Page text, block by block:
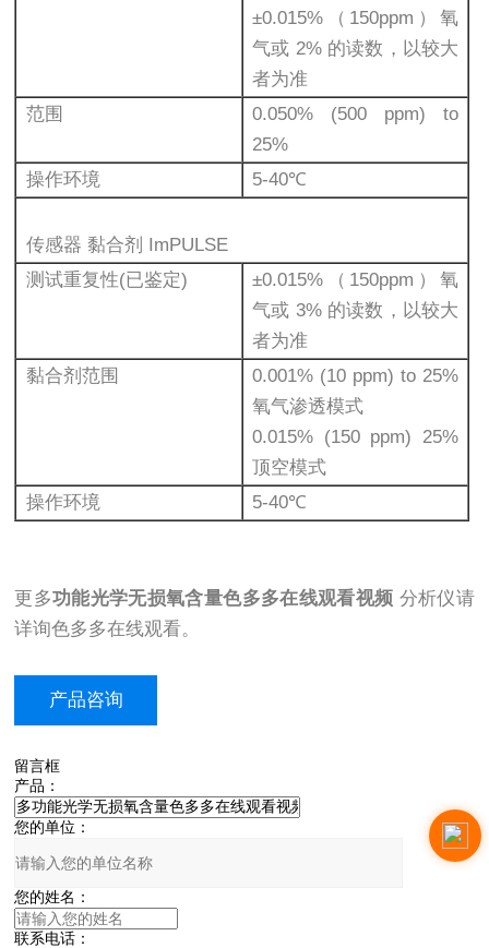
±0.015%（150ppm）氧
气或 2% 的读数，以较大
者为准
范围
0.050% (500 ppm) to
25%
操作环境
5-40℃
传感器 黏合剂 ImPULSE
测试重复性(已鉴定)
±0.015%（150ppm）氧
气或 3% 的读数，以较大
者为准
黏合剂范围
0.001% (10 ppm) to 25%
氧气渗透模式
0.015% (150 ppm) 25%
顶空模式
操作环境
5-40℃
更多功能光学无损氧含量色多多在线观看视频 分析仪请
详询色多多在线观看。
产品咨询
留言框
产品：
您的单位：
您的姓名：
联系电话：